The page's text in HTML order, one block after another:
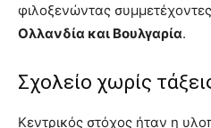
φιλοξενώντας
Ολλανδία και Βουλγαρία.
Σχολείο χωρίς
Κεντρικός στόχος ήταν η